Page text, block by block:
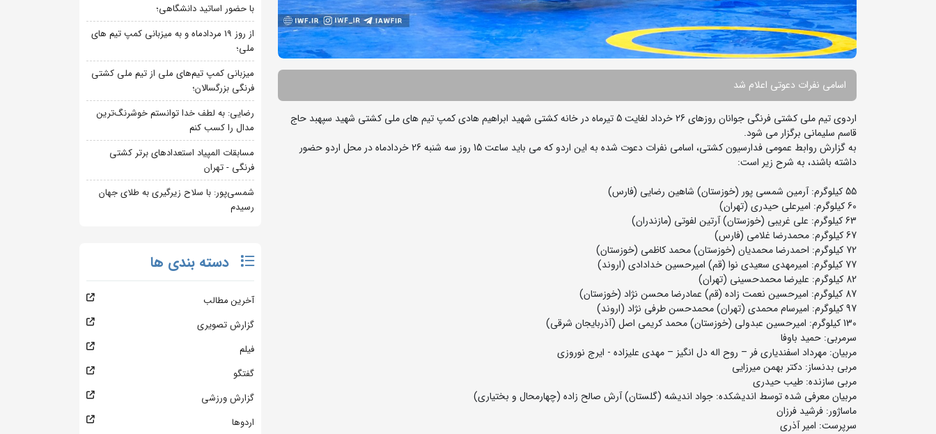
اسامی نفرات دعوتی اعلام شد
اردوی تیم ملی کشتی فرنگی جوانان روزهای 26 خرداد لغایت 5 تیرماه در خانه کشتی شهید ابراهیم هادی کمپ تیم های ملی کشتی شهید سپهبد حاج
قاسم سلیمانى برگزار می شود.
به گزارش روابط عمومی فدارسیون کشتی، اسامی نفرات دعوت شده به این اردو که می باید ساعت 15 روز سه شنبه 26 خردادماه در محل اردو حضور
داشته باشند، به شرح زیر است:
55 کیلوگرم: آرمین شمسی پور (خوزستان) شاهین رضایی (فارس)
60 کیلوگرم: امیرعلی حیدری (تهران)
63 کیلوگرم: علی غریبی (خوزستان) آرتین لفوتی (مازندران)
67 کیلوگرم: محمدرضا غلامی (فارس)
72 کیلوگرم: احمدرضا محمدیان (خوزستان) محمد کاظمی (خوزستان)
77 کیلوگرم: امیرمهدی سعیدی نوا (قم) امیرحسین خدادادی (اروند)
82 کیلوگرم: علیرضا محمدحسینی (تهران)
87 کیلوگرم: امیرحسین نعمت زاده (قم) عمادرضا محسن نژاد (خوزستان)
97 کیلوگرم: امیرسام محمدی (تهران) محمدحسن طرفی نژاد (اروند)
130 کیلوگرم: امیرحسین عبدولی (خوزستان) محمد کریمی اصل (آذربایجان شرقی)
سرمربی: حمید باوفا
مربیان: مهرداد اسفندیاری فر – روح اله دل انگیز – مهدی علیزاده - ایرج نوروزی
مربی بدنساز: دکتر بهمن میرزایی
مربی سازنده: طیب حیدری
مربیان معرفی شده توسط اندیشکده: جواد اندیشه (گلستان) آرش صالح زاده (چهارمحال و بختیاری)
ماساژور: فرشید فرزان
سرپرست: امیر آذری
با حضور اساتید دانشگاهی؛
از روز 19 مردادماه و به میزبانی کمپ تیم های
ملی؛
میزبانی کمپ تیم‌های ملی از تیم ملی کشتی
فرنگی بزرگسالان؛
رضایی: به لطف خدا توانستم خوشرنگ‌ترین
مدال را کسب کنم
مسابقات المپیاد استعدادهای برتر کشتی
فرنگی - تهران
شمسی‌پور: با سلاح زیرگیری به طلای جهان
رسیدم
دسته بندی ها
آخرین مطالب
گزارش تصویری
فیلم
گفتگو
گزارش ورزشی
اردوها